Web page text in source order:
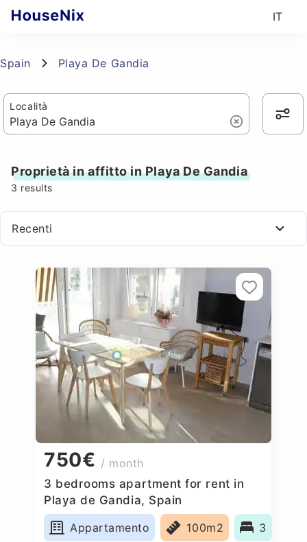
IT
Spain Playa De Gandia
Località
Proprietà in affitto in Playa De Gandia
3 results
Recenti
750€ / month
3 bedrooms apartment for rent in
Playa de Gandia, Spain
Appartamento
100m2 3